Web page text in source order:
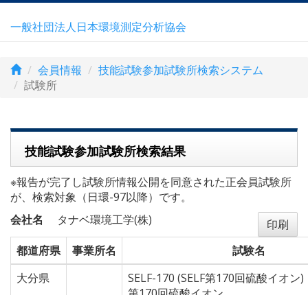
一般社団法人日本環境測定分析協会
会員情報
技能試験参加試験所検索システム
試験所
技能試験参加試験所検索結果
※報告が完了し試験所情報公開を同意された正会員試験所
が、検索対象（日環-97以降）です。
会社名
タナベ環境工学(株)
印刷
都道府県
事業所名
試験名
大分県
SELF-170 (SELF第170回硫酸イオン)